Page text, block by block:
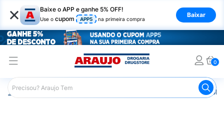
× Baixe o APP e ganhe 5% OFF!
Use o cupom APP5 na primeira compra
Baixar
0
Araujo Mercado Biscoito e